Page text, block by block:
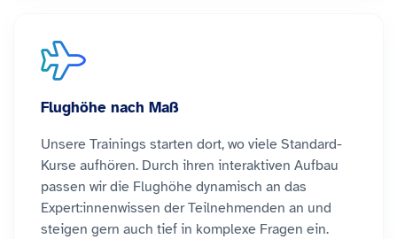
Flughöhe nach Maß
Unsere Trainings starten dort, wo viele Standard-
Kurse aufhören. Durch ihren interaktiven Aufbau
passen wir die Flughöhe dynamisch an das
Expert:innenwissen der Teilnehmenden an und
steigen gern auch tief in komplexe Fragen ein.